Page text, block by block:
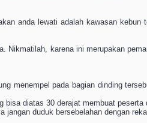
anda lewati adalah kawasan
karena ini merupakan
menempel pada bagian dinding
bisa diatas 30 derajat membuat
duduk bersebelahan dengan